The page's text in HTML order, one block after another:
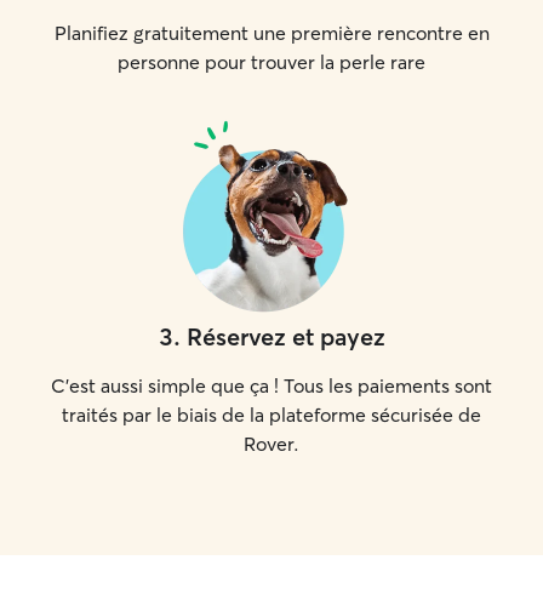
Planifiez gratuitement une première rencontre en
personne pour trouver la perle rare
3. Réservez et payez
C'est aussi simple que ça ! Tous les paiements sont
traités par le biais de la plateforme sécurisée de
Rover.